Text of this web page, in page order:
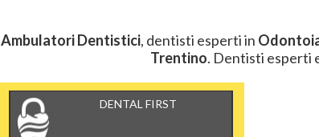
Ambulatori Dentistici, dentisti esperti in
Trentino. Dentisti esperti
DENTAL FIRST